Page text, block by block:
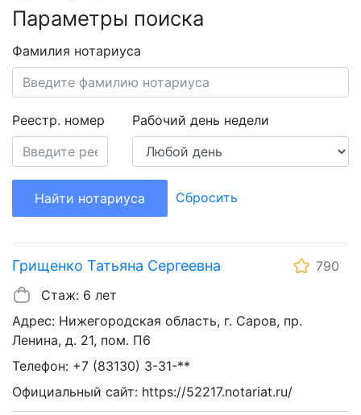
Параметры поиска
Фамилия нотариуса
Реестр. номер Рабочий день недели
Найти нотариуса Сбросить
Грищенко Татьяна Сергеевна
790
Стаж: 6 лет
Адрес: Нижегородская область, г. Саров, пр.
Ленина, д. 21, пом. П6
Телефон: +7 (83130) 3-31-**
Официальный сайт: https://52217.notariat.ru/